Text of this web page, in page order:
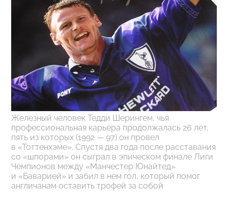
Железный человек Тедди Шерингем, чья
профессиональная карьера продолжалась 26 лет,
пять из которых (1992 — 97) он провел
в «Тоттенхэме». Спустя два года после расставания
со «шпорами» он сыграл в эпическом финале Лиги
Чемпионов между «Манчестер Юнайтед»
и «Баварией» и забил в нем гол, который помог
англичанам оставить трофей за собой